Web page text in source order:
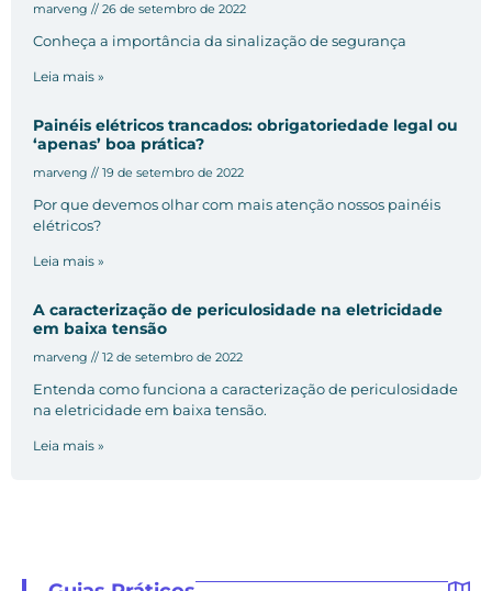
marveng 26 de setembro de 2022
Conheça a importância da sinalização de segurança
Leia mais »
Painéis elétricos trancados: obrigatoriedade legal ou
‘apenas’ boa prática?
marveng 19 de setembro de 2022
Por que devemos olhar com mais atenção nossos painéis
elétricos?
Leia mais »
A caracterização de periculosidade na eletricidade
em baixa tensão
marveng 12 de setembro de 2022
Entenda como funciona a caracterização de periculosidade
na eletricidade em baixa tensão.
Leia mais »